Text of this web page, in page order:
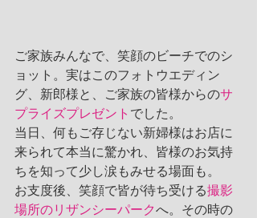
ご家族みんなで、笑顔のビーチでのシ
ョット。実はこのフォトウエディン
グ、新郎様と、ご家族の皆様からのサ
プライズプレゼント でした。
当日、何もご存じない新婦様はお店に
来られて本当に驚かれ、皆様のお気持
ちを知って少し涙もみせる場面も。
お支度後、笑顔で皆が待ち受ける撮影
場所のリザンシーパークへ。その時の